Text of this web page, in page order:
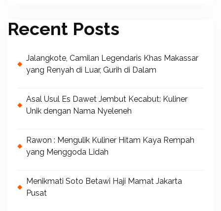
Recent Posts
Jalangkote, Camilan Legendaris Khas Makassar
yang Renyah di Luar, Gurih di Dalam
Asal Usul Es Dawet Jembut Kecabut: Kuliner
Unik dengan Nama Nyeleneh
Rawon : Mengulik Kuliner Hitam Kaya Rempah
yang Menggoda Lidah
Menikmati Soto Betawi Haji Mamat Jakarta
Pusat